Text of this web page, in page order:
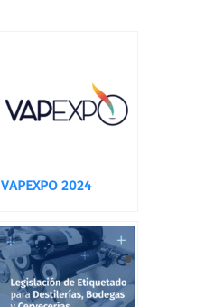
VAPEXPO 2024